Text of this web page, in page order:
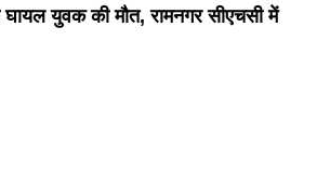
युवक की मौत, रामनगर सीएचसी में